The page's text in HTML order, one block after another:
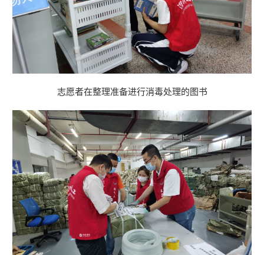
志愿者在整理准备进行消毒处理的图书